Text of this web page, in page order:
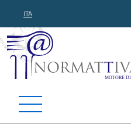
ITA
Normattiva